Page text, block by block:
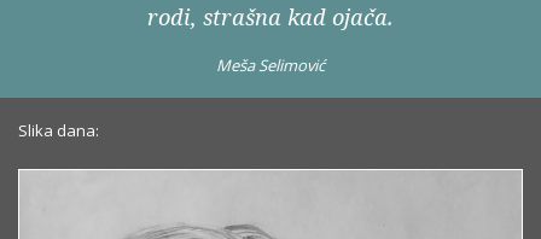
rodi, strašna kad ojača.
Meša Selimović
Slika dana: